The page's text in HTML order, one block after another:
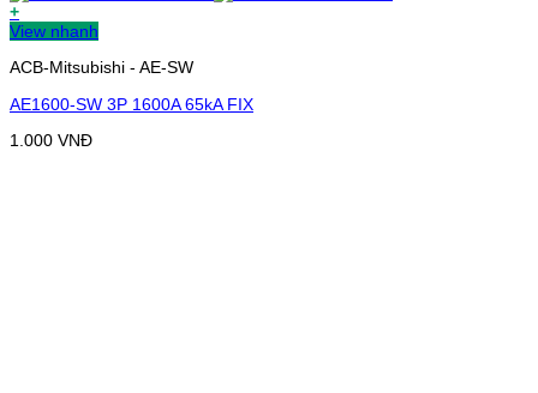
+
View nhanh
ACB-Mitsubishi - AE-SW
AE1600-SW 3P 1600A 65kA FIX
1.000 VNĐ